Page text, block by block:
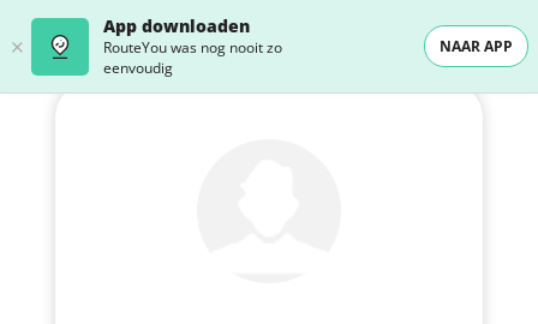
App downloaden
RouteYou was nog nooit zo
eenvoudig
NAAR APP